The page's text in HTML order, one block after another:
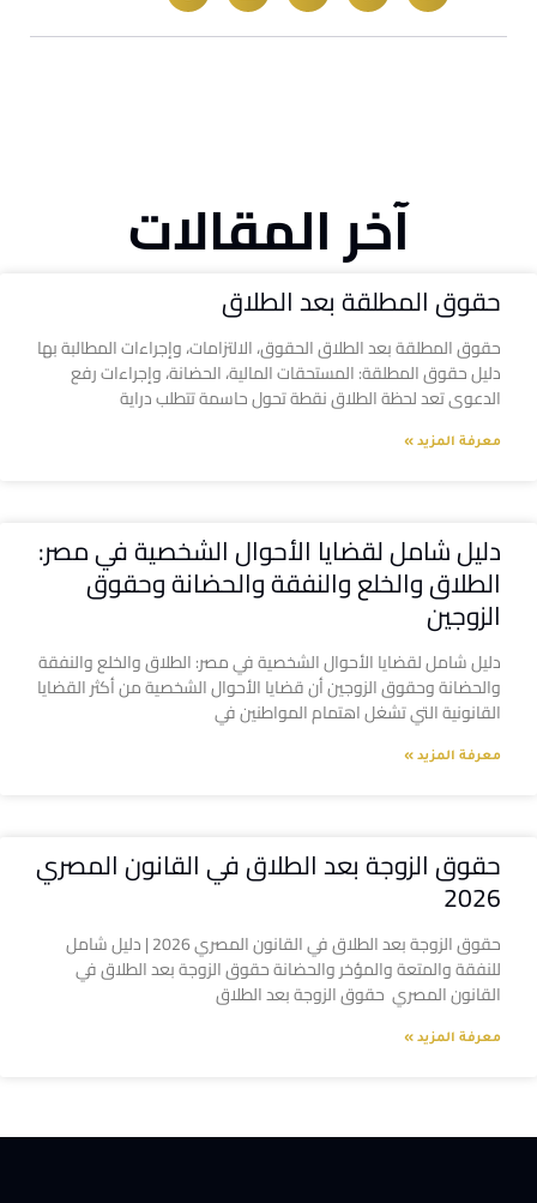
آخر المقالات
حقوق المطلقة بعد الطلاق
حقوق المطلقة بعد الطلاق الحقوق، الالتزامات، وإجراءات المطالبة بها
دليل حقوق المطلقة: المستحقات المالية، الحضانة، وإجراءات رفع
الدعوى تعد لحظة الطلاق نقطة تحول حاسمة تتطلب دراية
معرفة المزيد »
دليل شامل لقضايا الأحوال الشخصية في مصر:
الطلاق والخلع والنفقة والحضانة وحقوق
الزوجين
دليل شامل لقضايا الأحوال الشخصية في مصر: الطلاق والخلع والنفقة
والحضانة وحقوق الزوجين أن قضايا الأحوال الشخصية من أكثر القضايا
القانونية التي تشغل اهتمام المواطنين في
معرفة المزيد »
حقوق الزوجة بعد الطلاق في القانون المصري
2026
حقوق الزوجة بعد الطلاق في القانون المصري 2026 | دليل شامل
للنفقة والمتعة والمؤخر والحضانة حقوق الزوجة بعد الطلاق في
القانون المصري حقوق الزوجة بعد الطلاق
معرفة المزيد »